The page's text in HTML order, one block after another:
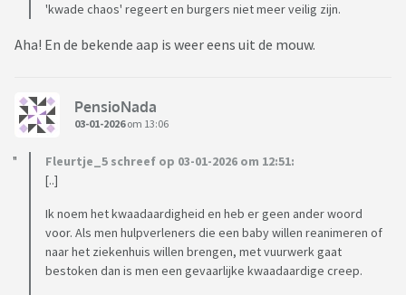
'kwade chaos' regeert en burgers niet meer veilig zijn.
Aha! En de bekende aap is weer eens uit de mouw.
PensioNada
03-01-2026om 13:06
Fleurtje_5 schreef op 03-01-2026 om 12:51:
[..]
Ik noem het kwaadaardigheid en heb er geen ander woord
voor. Als men hulpverleners die een baby willen reanimeren of
naar het ziekenhuis willen brengen, met vuurwerk gaat
bestoken dan is men een gevaarlijke kwaadaardige creep.